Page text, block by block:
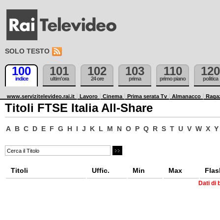
SOLO TESTO
100
indice
101
ultim'ora
102
24 ore
103
prima
110
primo piano
120
politica
www.servizitelevideo.rai.it Lavoro Cinema Prima serata Tv Almanacco
Titoli FTSE Italia All-Share
A B C D E F G H I J K L M N O P Q R S T U V W X Y
Titoli Uffic. Min Max
Dati di